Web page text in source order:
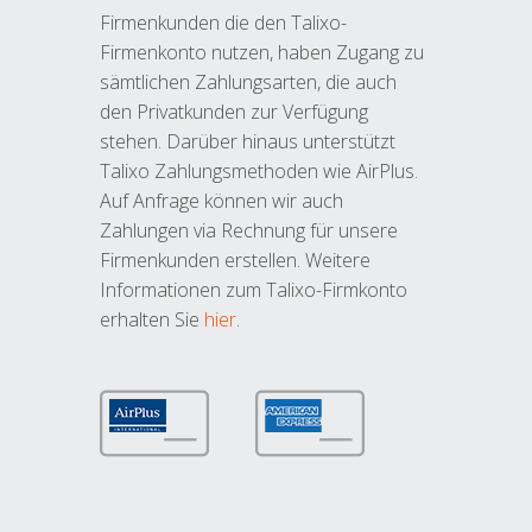
Firmenkunden die den Talixo-
Firmenkonto nutzen, haben Zugang zu
sämtlichen Zahlungsarten, die auch
den Privatkunden zur Verfügung
stehen. Darüber hinaus unterstützt
Talixo Zahlungsmethoden wie AirPlus.
Auf Anfrage können wir auch
Zahlungen via Rechnung für unsere
Firmenkunden erstellen. Weitere
Informationen zum Talixo-Firmkonto
erhalten Sie hier.